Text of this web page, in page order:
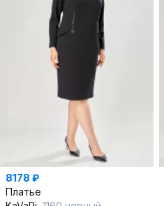
8178 ₽
Платье